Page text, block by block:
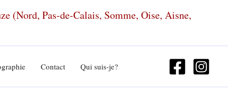
(Nord, Pas-de-Calais, Somme, Oise, Aisne,
Contact Qui suis-je?